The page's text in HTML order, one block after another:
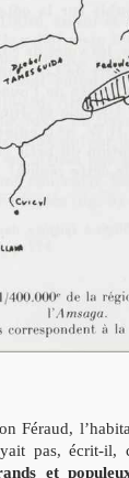
Féraud,
pas, écrit-il,
et